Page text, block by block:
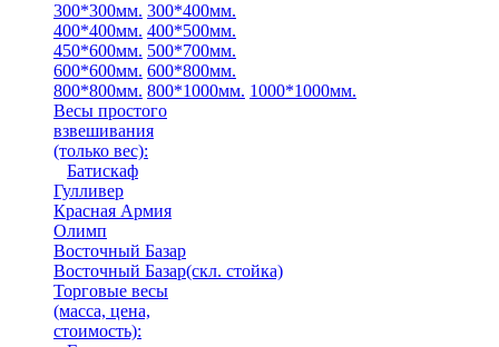
300*300мм. 300*400мм.
400*400мм. 400*500мм.
450*600мм. 500*700мм.
600*600мм. 600*800мм.
800*800мм. 800*1000мм. 1000*1000мм.
Весы простого
взвешивания
(только вес):
Батискаф
Гулливер
Красная Армия
Олимп
Восточный Базар
Восточный Базар(скл. стойка)
Торговые весы
(масса, цена,
стоимость):